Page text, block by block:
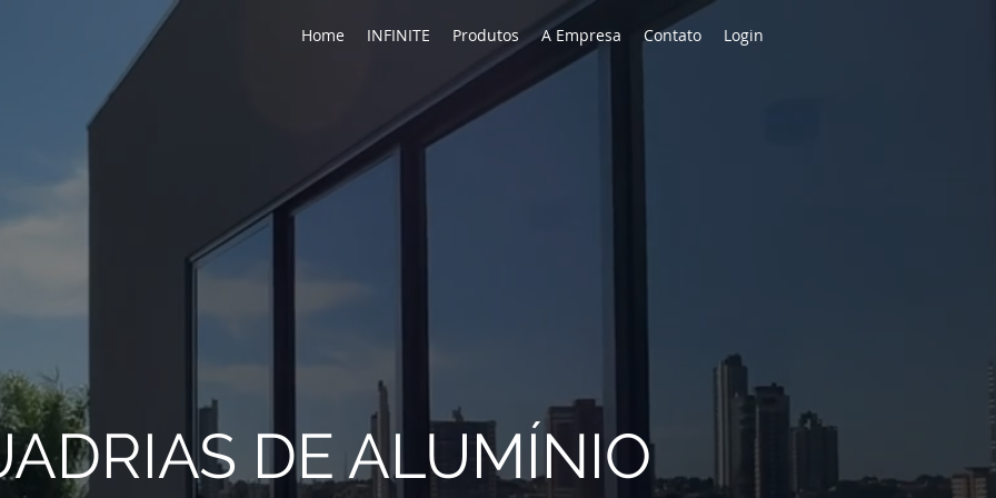
Home INFINITE Produtos A Empresa Contato Login
DE ALUMÍNIO